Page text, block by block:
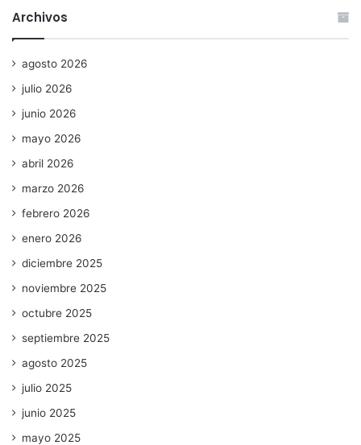
Archivos
agosto 2026
julio 2026
junio 2026
mayo 2026
abril 2026
marzo 2026
febrero 2026
enero 2026
diciembre 2025
noviembre 2025
octubre 2025
septiembre 2025
agosto 2025
julio 2025
junio 2025
mayo 2025